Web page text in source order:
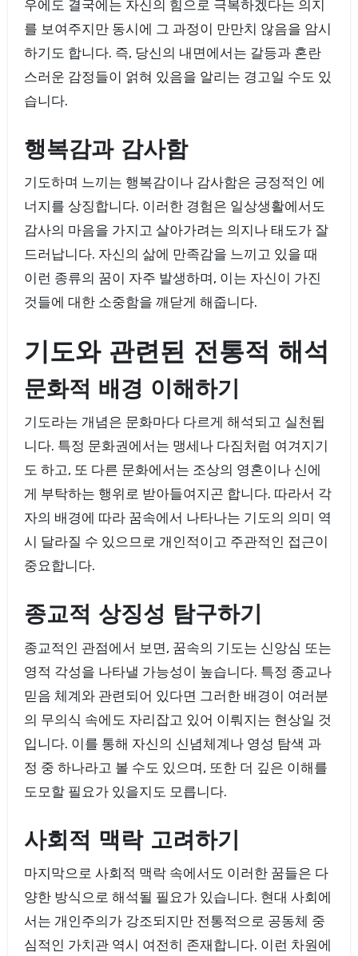
우에도 결국에는 자신의 힘으로 극복하겠다는 의지
를 보여주지만 동시에 그 과정이 만만치 않음을 암시
하기도 합니다. 즉, 당신의 내면에서는 갈등과 혼란
스러운 감정들이 얽혀 있음을 알리는 경고일 수도 있
습니다.
행복감과 감사함
기도하며 느끼는 행복감이나 감사함은 긍정적인 에
너지를 상징합니다. 이러한 경험은 일상생활에서도
감사의 마음을 가지고 살아가려는 의지나 태도가 잘
드러납니다. 자신의 삶에 만족감을 느끼고 있을 때
이런 종류의 꿈이 자주 발생하며, 이는 자신이 가진
것들에 대한 소중함을 깨닫게 해줍니다.
기도와 관련된 전통적 해석
문화적 배경 이해하기
기도라는 개념은 문화마다 다르게 해석되고 실천됩
니다. 특정 문화권에서는 맹세나 다짐처럼 여겨지기
도 하고, 또 다른 문화에서는 조상의 영혼이나 신에
게 부탁하는 행위로 받아들여지곤 합니다. 따라서 각
자의 배경에 따라 꿈속에서 나타나는 기도의 의미 역
시 달라질 수 있으므로 개인적이고 주관적인 접근이
중요합니다.
종교적 상징성 탐구하기
종교적인 관점에서 보면, 꿈속의 기도는 신앙심 또는
영적 각성을 나타낼 가능성이 높습니다. 특정 종교나
믿음 체계와 관련되어 있다면 그러한 배경이 여러분
의 무의식 속에도 자리잡고 있어 이뤄지는 현상일 것
입니다. 이를 통해 자신의 신념체계나 영성 탐색 과
정 중 하나라고 볼 수도 있으며, 또한 더 깊은 이해를
도모할 필요가 있을지도 모릅니다.
사회적 맥락 고려하기
마지막으로 사회적 맥락 속에서도 이러한 꿈들은 다
양한 방식으로 해석될 필요가 있습니다. 현대 사회에
서는 개인주의가 강조되지만 전통적으로 공동체 중
심적인 가치관 역시 여전히 존재합니다. 이런 차원에